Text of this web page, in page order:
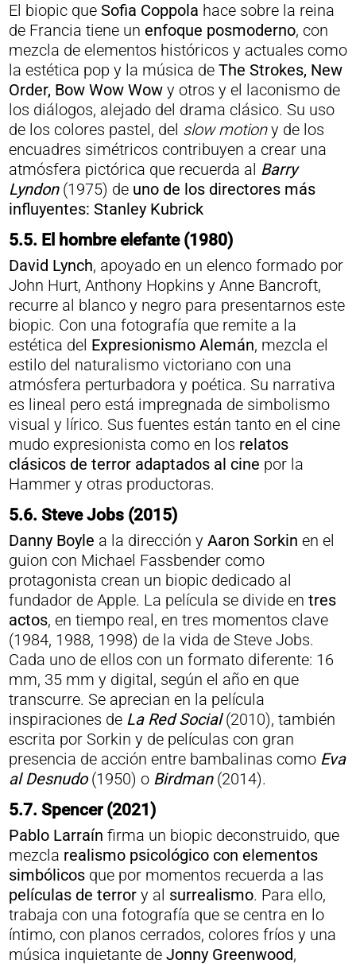
El biopic que Sofia Coppola hace sobre la reina
de Francia tiene un enfoque posmoderno, con
mezcla de elementos históricos y actuales como
la estética pop y la música de The Strokes, New
Order, Bow Wow Wowy otros y el laconismo de
los diálogos, alejado del drama clásico. Su uso
de los colores pastel, del slow motiony de los
encuadres simétricos contribuyen a crear una
atmósfera pictórica que recuerda al Barry
Lyndon (1975) de uno de los directores más
influyentes: Stanley Kubrick
5.5. El hombre elefante (1980)
David Lynch, apoyado en un elenco formado por
John Hurt, Anthony Hopkins y Anne Bancroft,
recurre al blanco y negro para presentarnos este
biopic. Con una fotografía que remite a la
estética del Expresionismo Alemán, mezcla el
estilo del naturalismo victoriano con una
atmósfera perturbadora y poética. Su narrativa
es lineal pero está impregnada de simbolismo
visual y lírico. Sus fuentes están tanto en el cine
mudo expresionista como en los relatos
clásicos de terror adaptados al cine por la
Hammer y otras productoras.
5.6. Steve Jobs (2015)
Danny Boyle a la dirección y Aaron Sorkin en el
guion con Michael Fassbender como
protagonista crean un biopic dedicado al
fundador de Apple. La película se divide en tres
actos, en tiempo real, en tres momentos clave
(1984, 1988, 1998) de la vida de Steve Jobs.
Cada uno de ellos con un formato diferente: 16
mm, 35 mm y digital, según el año en que
transcurre. Se aprecian en la película
inspiraciones de La Red Social(2010), también
escrita por Sorkin y de películas con gran
presencia de acción entre bambalinas como Eva
al Desnudo(1950) oBirdman (2014).
5.7. Spencer (2021)
Pablo Larraín firma un biopic deconstruido, que
mezcla realismo psicológico con elementos
simbólicos que por momentos recuerda a las
películas de terrory al surrealismo. Para ello,
trabaja con una fotografía que se centra en lo
íntimo, con planos cerrados, colores fríos y una
música inquietante de Jonny Greenwood,